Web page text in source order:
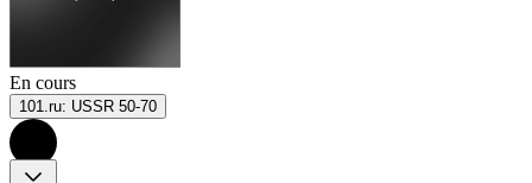
En cours
101.ru: USSR 50-70